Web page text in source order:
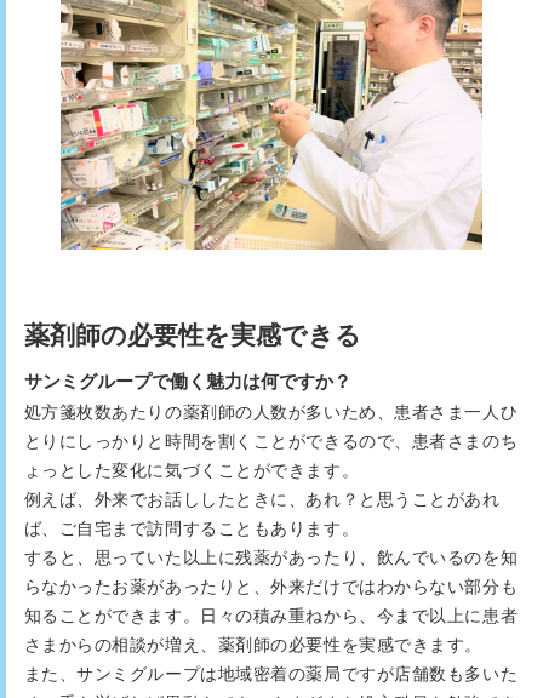
薬剤師の必要性を実感できる
サンミグループで働く魅力は何ですか？
処方箋枚数あたりの薬剤師の人数が多いため、患者さま一人ひ
とりにしっかりと時間を割くことができるので、患者さまのち
ょっとした変化に気づくことができます。
例えば、外来でお話ししたときに、あれ？と思うことがあれ
ば、ご自宅まで訪問することもあります。
すると、思っていた以上に残薬があったり、飲んでいるのを知
らなかったお薬があったりと、外来だけではわからない部分も
知ることができます。日々の積み重ねから、今まで以上に患者
さまからの相談が増え、薬剤師の必要性を実感できます。
また、サンミグループは地域密着の薬局ですが店舗数も多いた